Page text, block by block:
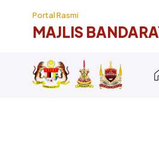
Portal Rasmi
MAJLIS